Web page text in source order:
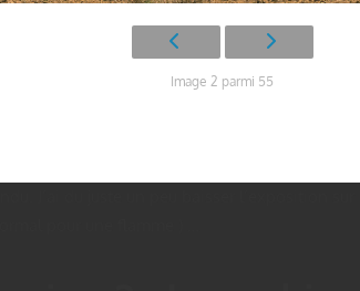
Image 2 parmi 55